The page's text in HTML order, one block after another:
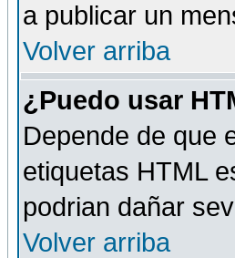
a publicar un
Volver arriba
¿Puedo usar
Depende de que
etiquetas HTML
podrian dañar
Volver arriba